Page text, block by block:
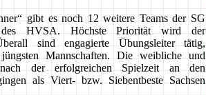
gibt es noch 12 weitere Teams der SG
HVSA. Höchste Priorität wird der
sind engagierte Übungsleiter tätig,
Mannschaften. Die weibliche und
der erfolgreichen Spielzeit an den
als Viert- bzw. Siebentbeste Sachsen